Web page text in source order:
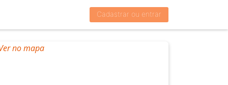
Cadastrar ou entrar